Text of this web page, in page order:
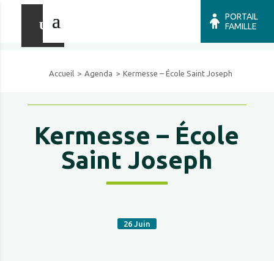
PORTAIL
FAMILLE
Accueil Agenda Kermesse – École Saint Joseph
Kermesse – École
Saint Joseph
26 Juin